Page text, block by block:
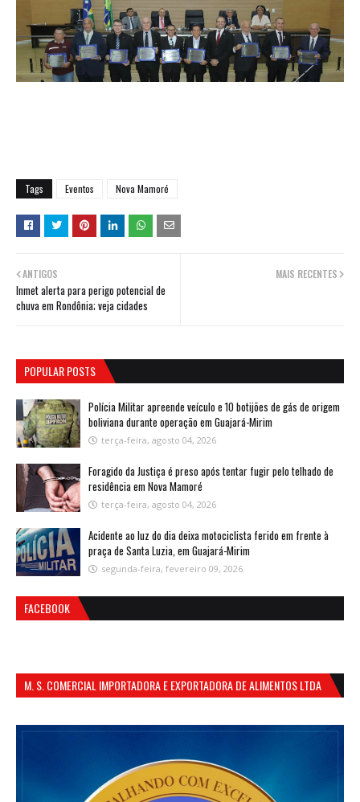
Tags Eventos Nova Mamoré
MAIS RECENTES
ANTIGOS
Inmet alerta para perigo potencial de
chuva em Rondônia; veja cidades
POPULAR POSTS
Polícia Militar apreende veículo e 10 botijões de gás de origem
boliviana durante operação em Guajará-Mirim
terça-feira, agosto 04, 2026
Foragido da Justiça é preso após tentar fugir pelo telhado de
residência em Nova Mamoré
terça-feira, agosto 04, 2026
Acidente ao luz do dia deixa motociclista ferido em frente à
praça de Santa Luzia, em Guajará-Mirim
segunda-feira, fevereiro 09, 2026
FACEBOOK
M. S. COMERCIAL IMPORTADORA E EXPORTADORA DE ALIMENTOS LTDA